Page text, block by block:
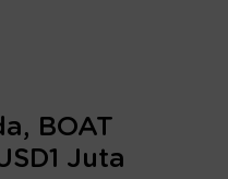
BOAT
Juta